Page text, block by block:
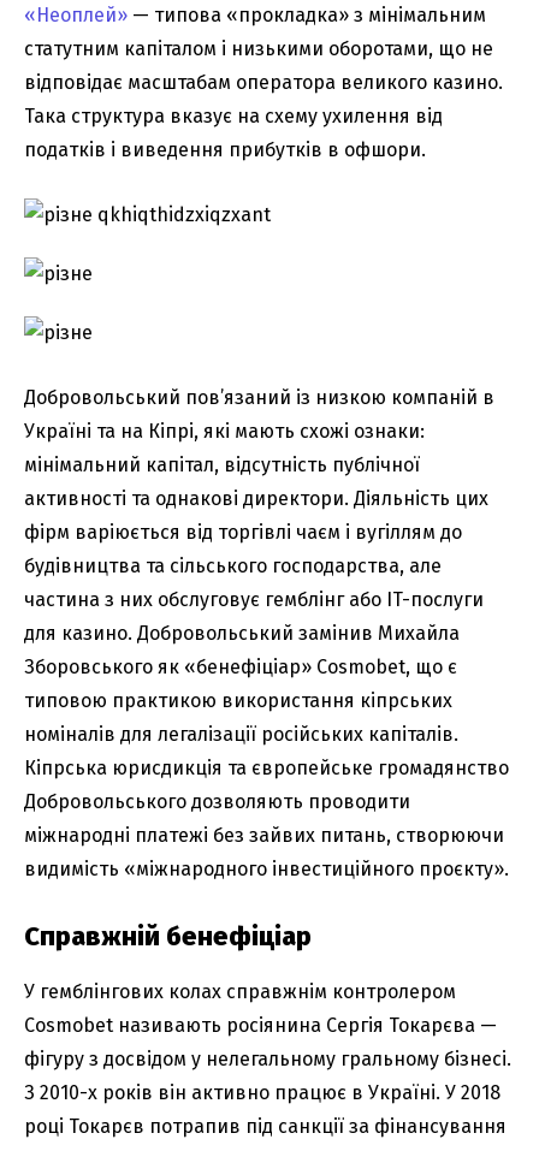
«Неоплей» — типова «прокладка» з мінімальним
статутним капіталом і низькими оборотами, що не
відповідає масштабам оператора великого казино.
Така структура вказує на схему ухилення від
податків і виведення прибутків в офшори.
Добровольський пов’язаний із низкою компаній в
Україні та на Кіпрі, які мають схожі ознаки:
мінімальний капітал, відсутність публічної
активності та однакові директори. Діяльність цих
фірм варіюється від торгівлі чаєм і вугіллям до
будівництва та сільського господарства, але
частина з них обслуговує гемблінг або IT-послуги
для казино. Добровольський замінив Михайла
Зборовського як «бенефіціар» Cosmobet, що є
типовою практикою використання кіпрських
номіналів для легалізації російських капіталів.
Кіпрська юрисдикція та європейське громадянство
Добровольського дозволяють проводити
міжнародні платежі без зайвих питань, створюючи
видимість «міжнародного інвестиційного проєкту».
Справжній бенефіціар
У гемблінгових колах справжнім контролером
Cosmobet називають росіянина Сергія Токарєва —
фігуру з досвідом у нелегальному гральному бізнесі.
З 2010-х років він активно працює в Україні. У 2018
році Токарєв потрапив під санкції за фінансування